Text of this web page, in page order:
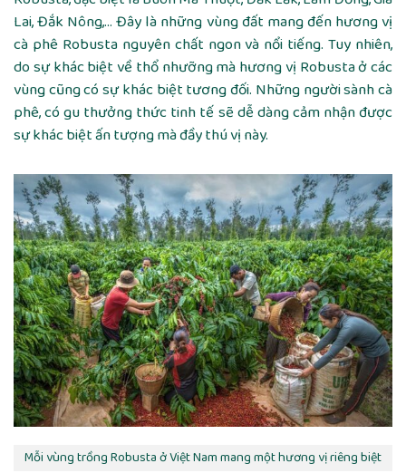
Lai, Đắk Nông,… Đây là những vùng đất mang đến hương vị
cà phê Robusta nguyên chất ngon và nổi tiếng. Tuy nhiên,
do sự khác biệt về thổ nhưỡng mà hương vị Robusta ở các
vùng cũng có sự khác biệt tương đối. Những người sành cà
phê, có gu thưởng thức tinh tế sẽ dễ dàng cảm nhận được
sự khác biệt ấn tượng mà đầy thú vị này.
Mỗi vùng trồng Robusta ở Việt Nam mang một hương vị riêng biệt